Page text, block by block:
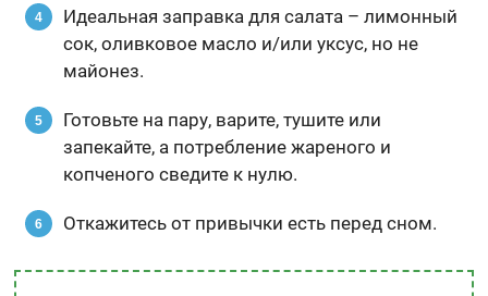
Идеальная заправка для салата – лимонный
сок, оливковое масло и/или уксус, но не
майонез.
Готовьте на пару, варите, тушите или
запекайте, а потребление жареного и
копченого сведите к нулю.
Откажитесь от привычки есть перед сном.